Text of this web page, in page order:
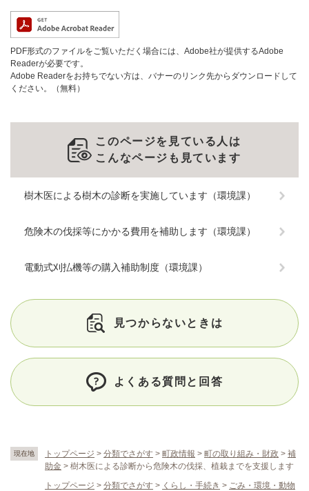
現在地 トップページ > 分類でさがす > 町政情報 > 町の取り組み・財政 > 補
助金 > 樹木医による診断から危険木の伐採、植栽までを支援します
トップページ > 分類でさがす > くらし・手続き > ごみ・環境・動物
PDF形式のファイルをご覧いただく場合には、Adobe社が提供するAdobe
Readerが必要です。
Adobe Readerをお持ちでない方は、バナーのリンク先からダウンロードして
ください。（無料）
このページを見ている人は
こんなページも見ています
樹木医による樹木の診断を実施しています（環境課）
危険木の伐採等にかかる費用を補助します（環境課）
電動式刈払機等の購入補助制度（環境課）
見つからないときは
よくある質問と回答